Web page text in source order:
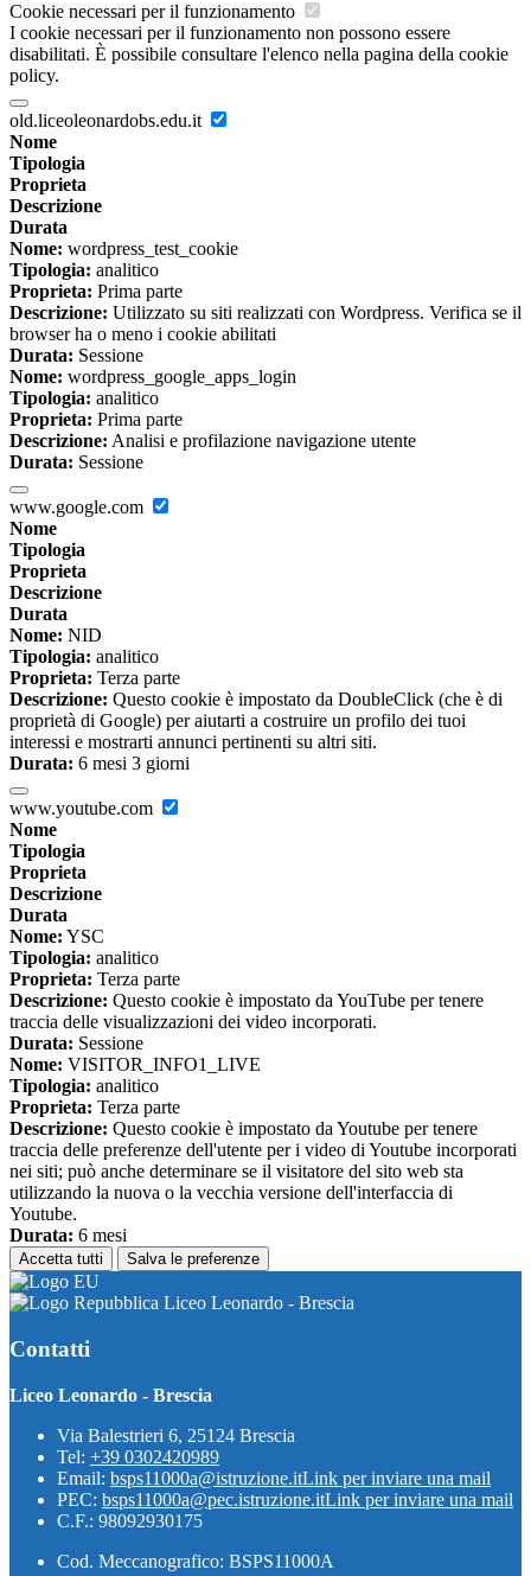
Cookie necessari per il funzionamento
I cookie necessari per il funzionamento non possono essere
disabilitati. È possibile consultare l'elenco nella pagina della cookie
policy.
old.liceoleonardobs.edu.it
Nome
Tipologia
Proprieta
Descrizione
Durata
Nome: wordpress_test_cookie
Tipologia: analitico
Proprieta: Prima parte
Descrizione: Utilizzato su siti realizzati con Wordpress. Verifica se il
browser ha o meno i cookie abilitati
Durata: Sessione
Nome: wordpress_google_apps_login
Tipologia: analitico
Proprieta: Prima parte
Descrizione: Analisi e profilazione navigazione utente
Durata: Sessione
www.google.com
Nome
Tipologia
Proprieta
Descrizione
Durata
Nome: NID
Tipologia: analitico
Proprieta: Terza parte
Descrizione: Questo cookie è impostato da DoubleClick (che è di
proprietà di Google) per aiutarti a costruire un profilo dei tuoi
interessi e mostrarti annunci pertinenti su altri siti.
Durata: 6 mesi 3 giorni
www.youtube.com
Nome
Tipologia
Proprieta
Descrizione
Durata
Nome: YSC
Tipologia: analitico
Proprieta: Terza parte
Descrizione: Questo cookie è impostato da YouTube per tenere
traccia delle visualizzazioni dei video incorporati.
Durata: Sessione
Nome: VISITOR_INFO1_LIVE
Tipologia: analitico
Proprieta: Terza parte
Descrizione: Questo cookie è impostato da Youtube per tenere
traccia delle preferenze dell'utente per i video di Youtube incorporati
nei siti; può anche determinare se il visitatore del sito web sta
utilizzando la nuova o la vecchia versione dell'interfaccia di
Youtube.
Durata: 6 mesi
Accetta tutti Salva le preferenze
Liceo Leonardo - Brescia
Contatti
Liceo Leonardo - Brescia
Via Balestrieri 6, 25124 Brescia
Tel: +39 0302420989
Email: bsps11000a@istruzione.itLink per inviare una mail
PEC: bsps11000a@pec.istruzione.itLink per inviare una mail
C.F.: 98092930175
Cod. Meccanografico: BSPS11000A